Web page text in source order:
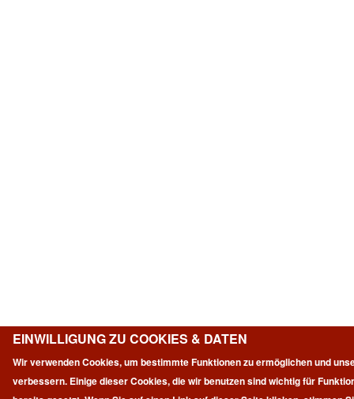
EINWILLIGUNG ZU COOKIES & DATEN
Wir verwenden Cookies, um bestimmte Funktionen zu ermöglichen und
verbessern. Einige dieser Cookies, die wir benutzen sind wichtig für